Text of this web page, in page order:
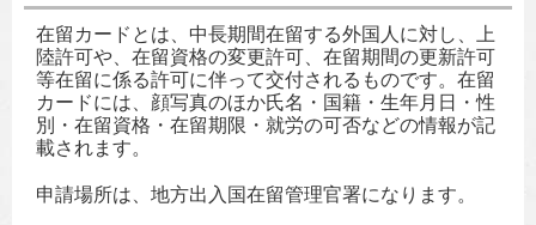
在留カードとは、中長期間在留する外国人に対し、上
陸許可や、在留資格の変更許可、在留期間の更新許可
等在留に係る許可に伴って交付されるものです。在留
カードには、顔写真のほか氏名・国籍・生年月日・性
別・在留資格・在留期限・就労の可否などの情報が記
載されます。
申請場所は、地方出入国在留管理官署になります。